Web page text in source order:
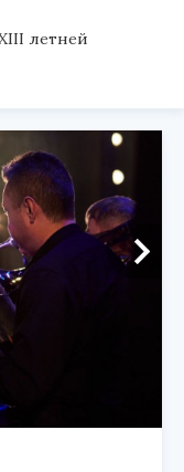
летней